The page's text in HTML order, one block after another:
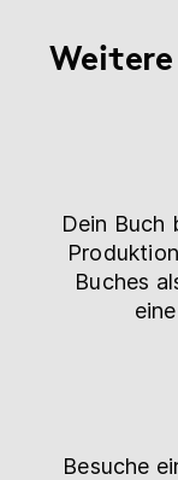
Dein Buch
Buches
Besuche